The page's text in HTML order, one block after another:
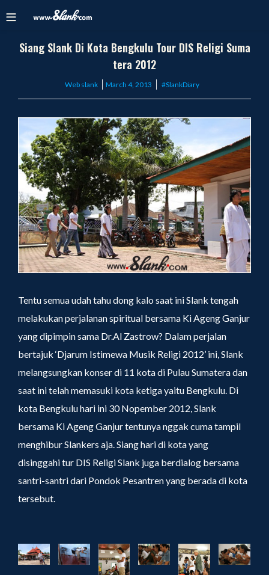
Siang Slank Di Kota Bengkulu Tour DIS Religi Suma
tera 2012
Web slank
Posted
March 4, 2013 #SlankDiary
Tentu semua udah tahu dong kalo saat ini Slank tengah
melakukan perjalanan spiritual bersama Ki Ageng Ganjur
yang dipimpin sama Dr.Al Zastrow? Dalam perjalan
bertajuk ‘Djarum Istimewa Musik Religi 2012’ ini, Slank
melangsungkan konser di 11 kota di Pulau Sumatera dan
saat ini telah memasuki kota ketiga yaitu Bengkulu. Di
kota Bengkulu hari ini 30 Nopember 2012, Slank
bersama Ki Ageng Ganjur tentunya nggak cuma tampil
menghibur Slankers aja. Siang hari di kota yang
disinggahi tur DIS Religi Slank juga berdialog bersama
santri-santri dari Pondok Pesantren yang berada di kota
tersebut.